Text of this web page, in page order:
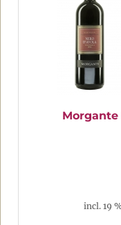
Morgante
incl. 19